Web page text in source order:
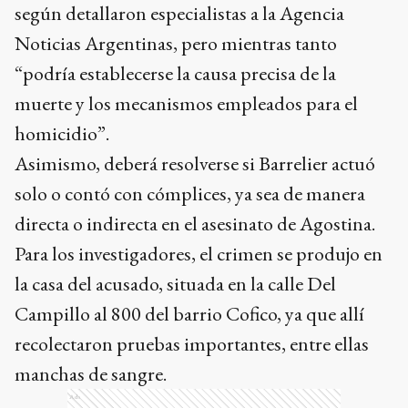
según detallaron especialistas a la Agencia
Noticias Argentinas, pero mientras tanto
“podría establecerse la causa precisa de la
muerte y los mecanismos empleados para el
homicidio”.
Asimismo, deberá resolverse si Barrelier actuó
solo o contó con cómplices, ya sea de manera
directa o indirecta en el asesinato de Agostina.
Para los investigadores, el crimen se produjo en
la casa del acusado, situada en la calle Del
Campillo al 800 del barrio Cofico, ya que allí
recolectaron pruebas importantes, entre ellas
manchas de sangre.
Ads